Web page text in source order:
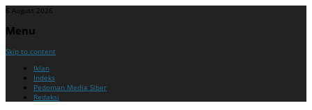
6 August 2026
Menu
Skip to content
Iklan
Indeks
Pedoman Media Siber
Redaksi